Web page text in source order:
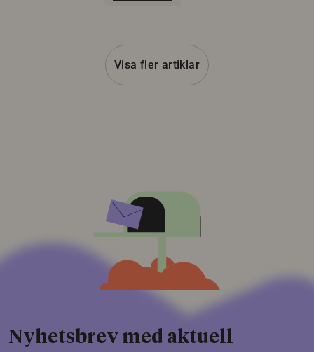
Visa fler artiklar
Nyhetsbrev med aktuell